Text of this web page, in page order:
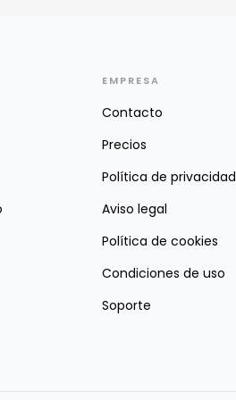
EMPRESA
Contacto
Precios
Política de privacidad
Aviso legal
Política de cookies
Condiciones de uso
Soporte